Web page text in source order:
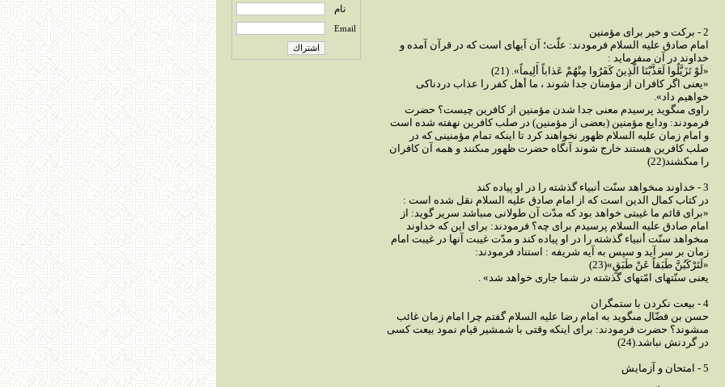
2 - بركت و خير براى مؤمنين
امام صادق عليه السلام فرمودند: علّت؛ آن آيه‏اى است كه در قرآن آمده و
خداوند در آن مى‏فرمايد :
«لَوْ تَزَيَّلُوا لَعَذَّبْنَا الَّذِينَ كَفَرُوا مِنْهُمْ عَذاباً أَلِيماً». (21)
«يعنى اگر كافران از مؤمنان جدا شوند ، ما أهل كفر را عذاب دردناكى
خواهيم داد».
راوى مى‏گويد پرسيدم معنى جدا شدن مؤمنين از كافرين چيست؟ حضرت
فرمودند: ودايع مؤمنين (بعضى از مؤمنين) در صلب كافرين نهفته شده است
و امام زمان عليه السلام ظهور نخواهند كرد تا اينكه تمام مؤمنينى كه در
صلب كافرين هستند خارج شوند آنگاه حضرت ظهور مى‏كنند و همه آن كافران
را مى‏كشند(22)
3 - خداوند مى‏خواهد سنّت أنبياء گذشته را در او پياده كند
در كتاب كمال الدين است كه از امام صادق عليه السلام نقل شده است :
«براى قائم ما غيبتى خواهد بود كه مدّت آن طولانى مى‏باشد سرير گويد: از
امام صادق عليه السلام پرسيدم براى چه؟ فرمودند: براى اين كه خداوند
مى‏خواهد سنّت أنبياء گذشته را در او پياده كند و مدّت غيبت آنها در غيبت امام
زمان بر سر آيد و سپس به آيه شريفه : استناد فرمودند:
«لَتَرْكَبُنَّ طَبَقاً عَنْ طَبَقٍ»(23)
يعنى سنّت‏هاى امّت‏هاى گذشته در شما جارى خواهد شد» .
4 - بيعت نكردن با ستمگران
حسن بن فضّال مى‏گويد به امام رضا عليه السلام گفتم چرا امام زمان غائب
مى‏شوند؟ حضرت فرمودند: براى اينكه وقتى با شمشير قيام نمود بيعت كسى
در گردنش نباشد.(24)
5 - امتحان و آزمايش
نام
Email